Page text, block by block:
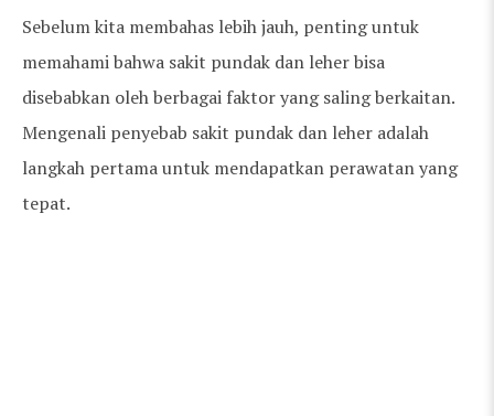
Sebelum kita membahas lebih jauh, penting untuk
memahami bahwa sakit pundak dan leher bisa
disebabkan oleh berbagai faktor yang saling berkaitan.
Mengenali penyebab sakit pundak dan leher adalah
langkah pertama untuk mendapatkan perawatan yang
tepat.